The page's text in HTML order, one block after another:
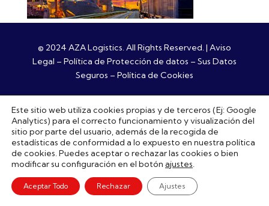
© 2024 AZA Logistics. All Rights Reserved. | Aviso
Legal – Política de Protección de datos – Sus Datos
Seguros – Política de Cookies
Este sitio web utiliza cookies propias y de terceros (Ej: Google
Analytics) para el correcto funcionamiento y visualización del
sitio por parte del usuario, además de la recogida de
estadísticas de conformidad a lo expuesto en nuestra política
de cookies. Puedes aceptar o rechazar las cookies o bien
modificar su configuración en el botón ajustes.
Aceptar Todo Rechazar Ajustes